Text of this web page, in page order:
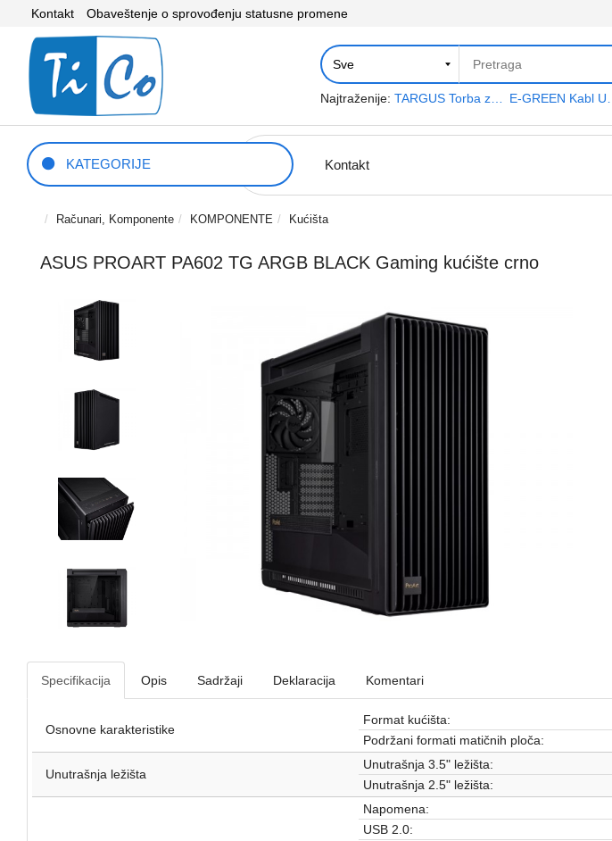
Kontakt Obaveštenje o sprovođenju statusne promene
Najtraženije: TARGUS Torba za notebook 15.6" TAR300
KATEGORIJE Kontakt
Računari, Komponente KOMPONENTE Kućišta
ASUS PROART PA602 TG ARGB BLACK Gaming kućište crno
Specifikacija Opis Sadržaji Deklaracija Komentari
Osnovne karakteristike
Format kućišta:
Podržani formati matičnih ploča:
Unutrašnja ležišta
Unutrašnja 3.5" ležišta:
Unutrašnja 2.5" ležišta:
Napomena:
USB 2.0: